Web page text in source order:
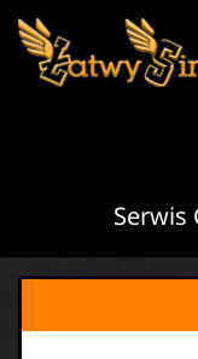
Serwis